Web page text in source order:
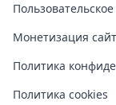
Монетизация
Политика
Политика cookies